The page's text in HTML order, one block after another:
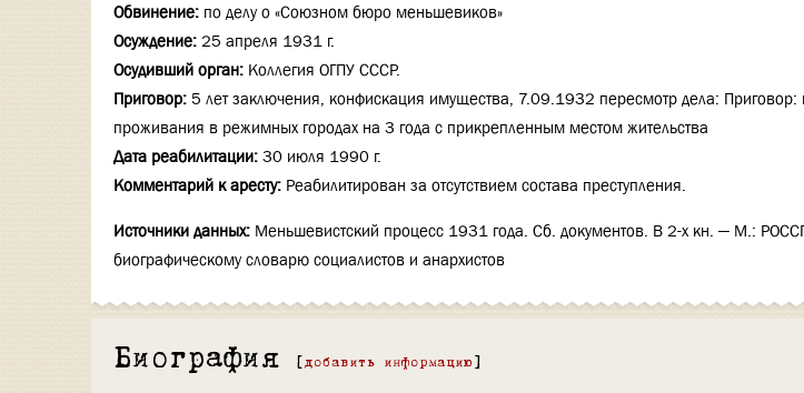
Обвинение: по делу о «Союзном бюро меньшевиков»
Осуждение: 25 апреля 1931 г.
Осудивший орган: Коллегия ОГПУ СССР.
Приговор: 5 лет заключения, конфискация имущества, 7.09.1932 пересмотр дела: Приговор:
проживания в режимных городах на 3 года с прикрепленным местом жительства
Дата реабилитации: 30 июля 1990 г.
Комментарий к аресту: Реабилитирован за отсутствием состава преступления.
Источники данных: Меньшевистский процесс 1931 года. Сб. документов. В 2-х кн. — М.:
биографическому словарю социалистов и анархистов
Биография [ добавить информацию ]